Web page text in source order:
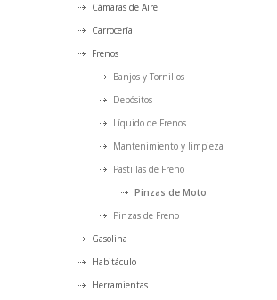
Cámaras de Aire
Carrocería
Frenos
Banjos y Tornillos
Depósitos
Líquido de Frenos
Mantenimiento y limpieza
Pastillas de Freno
Pinzas de Moto
Pinzas de Freno
Gasolina
Habitáculo
Herramientas